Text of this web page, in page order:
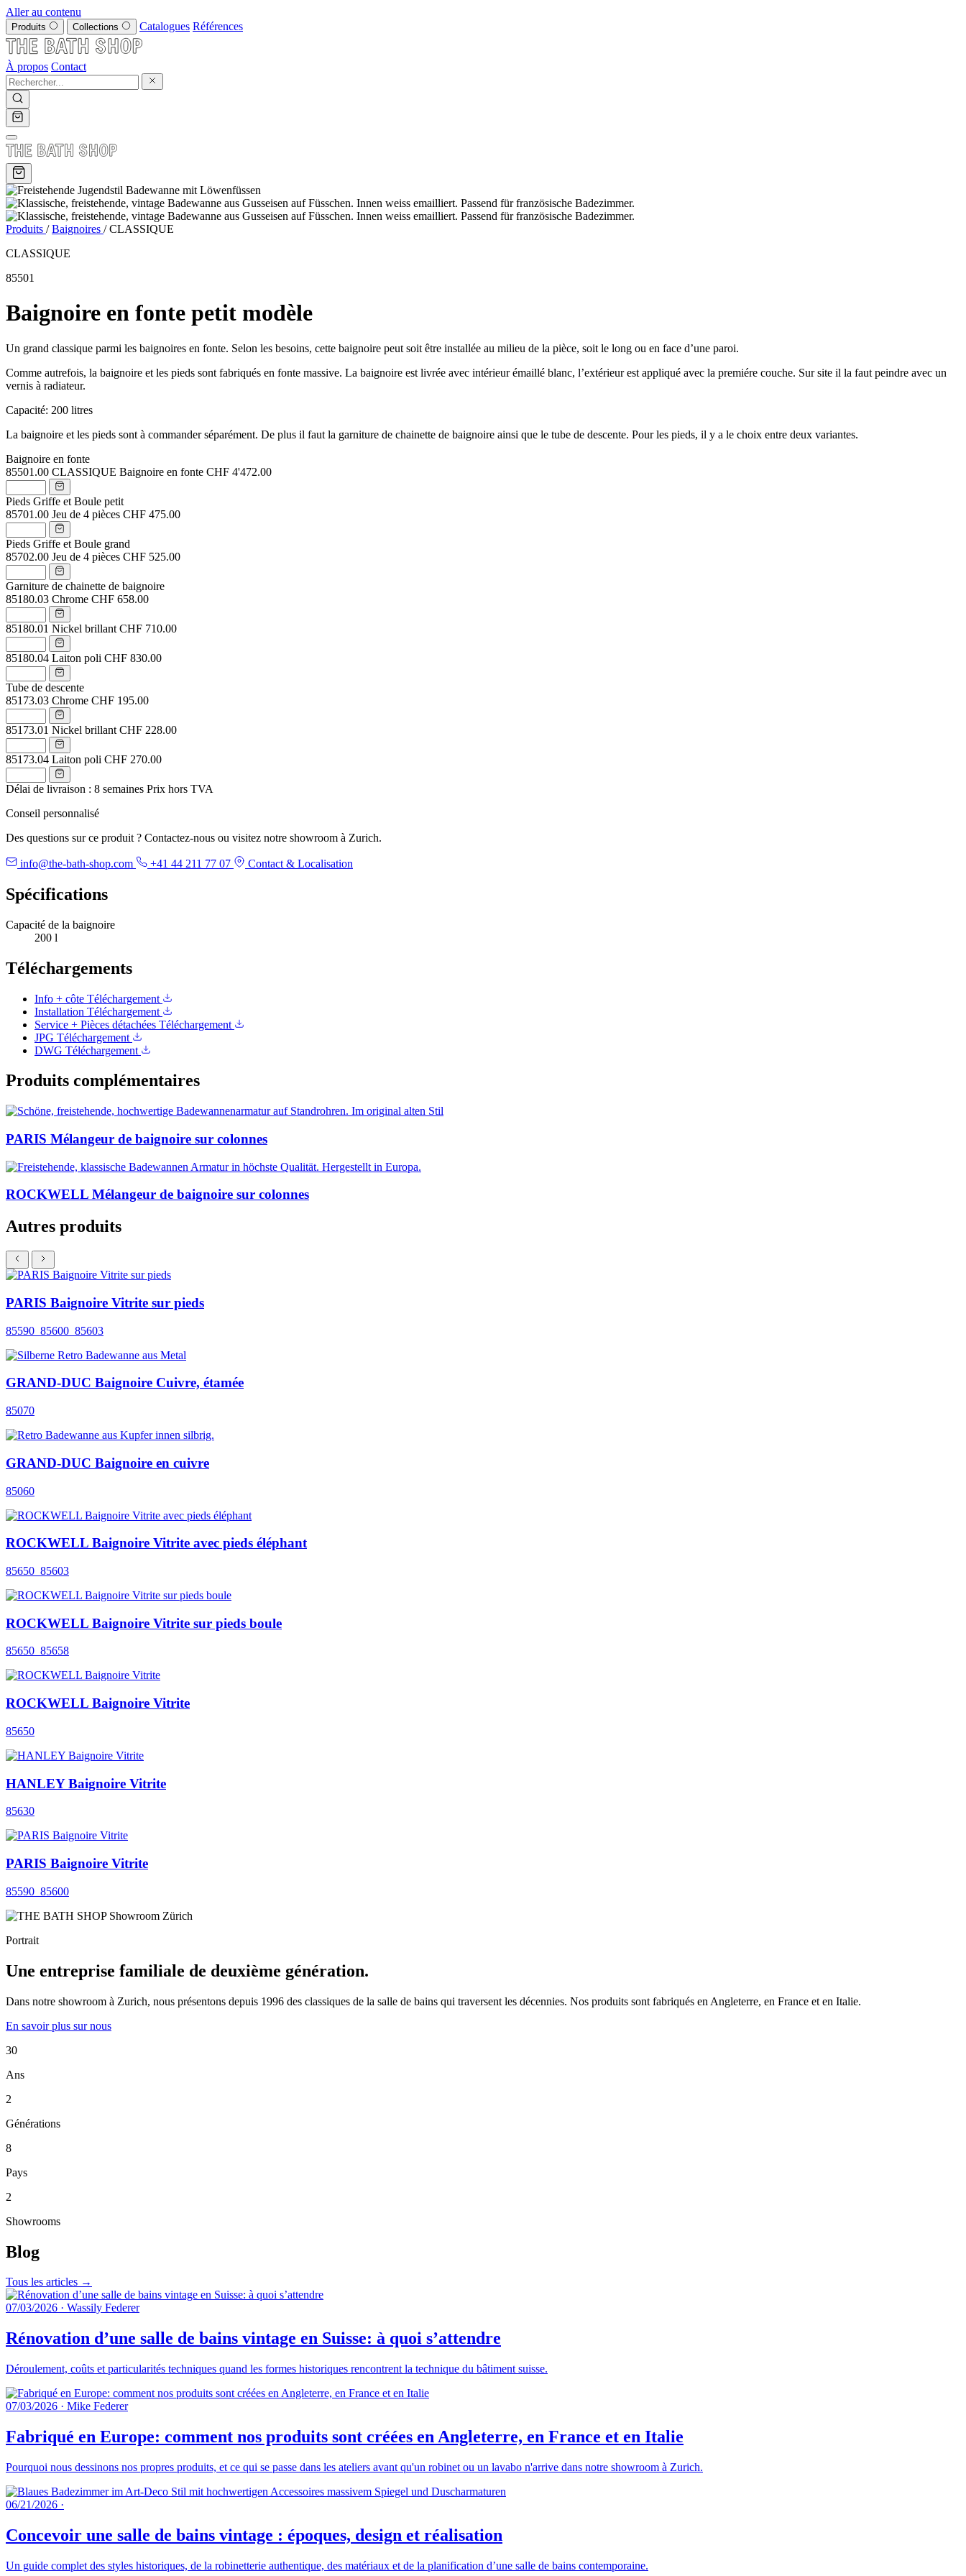
Aller au contenu
Produits Collections Catalogues Références
À propos Contact
Produits / Baignoires / CLASSIQUE
CLASSIQUE
85501
Baignoire en fonte petit modèle
Un grand classique parmi les baignoires en fonte. Selon les besoins, cette baignoire peut soit être installée au milieu de la pièce, soit le long ou en face d’une paroi.
Comme autrefois, la baignoire et les pieds sont fabriqués en fonte massive. La baignoire est livrée avec intérieur émaillé blanc, l’extérieur est appliqué avec la premiére couche. Sur site il la faut peindre avec un
vernis à radiateur.
Capacité: 200 litres
La baignoire et les pieds sont à commander séparément. De plus il faut la garniture de chainette de baignoire ainsi que le tube de descente. Pour les pieds, il y a le choix entre deux variantes.
Baignoire en fonte
85501.00 CLASSIQUE Baignoire en fonte CHF 4'472.00
Pieds Griffe et Boule petit
85701.00 Jeu de 4 pièces CHF 475.00
Pieds Griffe et Boule grand
85702.00 Jeu de 4 pièces CHF 525.00
Garniture de chainette de baignoire
85180.03 Chrome CHF 658.00
85180.01 Nickel brillant CHF 710.00
85180.04 Laiton poli CHF 830.00
Tube de descente
85173.03 Chrome CHF 195.00
85173.01 Nickel brillant CHF 228.00
85173.04 Laiton poli CHF 270.00
Délai de livraison : 8 semaines Prix hors TVA
Conseil personnalisé
Des questions sur ce produit ? Contactez-nous ou visitez notre showroom à Zurich.
info@the-bath-shop.com +41 44 211 77 07 Contact & Localisation
Spécifications
Capacité de la baignoire
200 l
Téléchargements
Info + côte Téléchargement
Installation Téléchargement
Service + Pièces détachées Téléchargement
JPG Téléchargement
DWG Téléchargement
Produits complémentaires
PARIS Mélangeur de baignoire sur colonnes
ROCKWELL Mélangeur de baignoire sur colonnes
Autres produits
PARIS Baignoire Vitrite sur pieds
85590_85600_85603
GRAND-DUC Baignoire Cuivre, étamée
85070
GRAND-DUC Baignoire en cuivre
85060
ROCKWELL Baignoire Vitrite avec pieds éléphant
85650_85603
ROCKWELL Baignoire Vitrite sur pieds boule
85650_85658
ROCKWELL Baignoire Vitrite
85650
HANLEY Baignoire Vitrite
85630
PARIS Baignoire Vitrite
85590_85600
Portrait
Une entreprise familiale de deuxième génération.
Dans notre showroom à Zurich, nous présentons depuis 1996 des classiques de la salle de bains qui traversent les décennies. Nos produits sont fabriqués en Angleterre, en France et en Italie.
En savoir plus sur nous
30
Ans
2
Générations
8
Pays
2
Showrooms
Blog
Tous les articles →
07/03/2026 · Wassily Federer
Rénovation d’une salle de bains vintage en Suisse: à quoi s’attendre
Déroulement, coûts et particularités techniques quand les formes historiques rencontrent la technique du bâtiment suisse.
07/03/2026 · Mike Federer
Fabriqué en Europe: comment nos produits sont créées en Angleterre, en France et en Italie
Pourquoi nous dessinons nos propres produits, et ce qui se passe dans les ateliers avant qu'un robinet ou un lavabo n'arrive dans notre showroom à Zurich.
06/21/2026 ·
Concevoir une salle de bains vintage : époques, design et réalisation
Un guide complet des styles historiques, de la robinetterie authentique, des matériaux et de la planification d’une salle de bains contemporaine.